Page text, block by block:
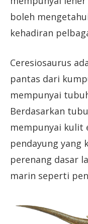
boleh
kehadiran
Ceresiosaurus
pantas dari
mempunyai
Berdasarkan
mempunyai kulit
pendayung yang
perenang dasar
marin seperti